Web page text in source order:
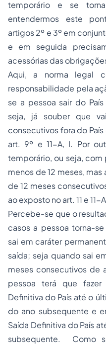
temporário e se
entendermos este
artigos 2º e 3º em
e em seguida
acessórias das
Aqui, a norma legal
responsabilidade pela
se a pessoa sair do
seja, já souber que
consecutivos fora do
art. 9º e 11-A, I. Por
temporário, ou seja, com
menos de 12 meses,
de 12 meses
ao exposto no art. 11 e 11-
Percebe-se que o
casos a pessoa torna-
sai em caráter
saída; seja quando sai
meses consecutivos de
pessoa terá que
Definitiva do País até o
do ano subsequente e
Saída Definitiva do País
subsequente. Como